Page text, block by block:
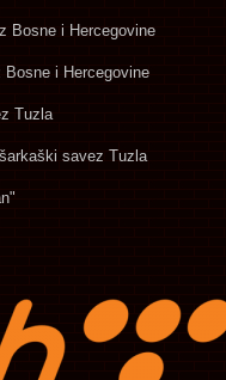
Bosne i Hercegovine
i Hercegovine
Tuzla
savez Tuzla